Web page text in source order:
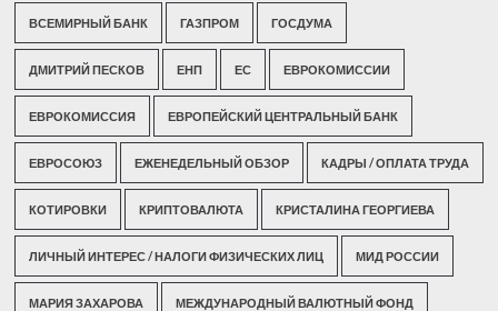
ВСЕМИРНЫЙ БАНК ГАЗПРОМ ГОСДУМА
ДМИТРИЙ ПЕСКОВ ЕНП ЕС ЕВРОКОМИССИИ
ЕВРОКОМИССИЯ ЕВРОПЕЙСКИЙ ЦЕНТРАЛЬНЫЙ БАНК
ЕВРОСОЮЗ ЕЖЕНЕДЕЛЬНЫЙ ОБЗОР КАДРЫ / ОПЛАТА ТРУДА
КОТИРОВКИ КРИПТОВАЛЮТА КРИСТАЛИНА ГЕОРГИЕВА
ЛИЧНЫЙ ИНТЕРЕС / НАЛОГИ ФИЗИЧЕСКИХ ЛИЦ МИД РОССИИ
МАРИЯ ЗАХАРОВА МЕЖДУНАРОДНЫЙ ВАЛЮТНЫЙ ФОНД